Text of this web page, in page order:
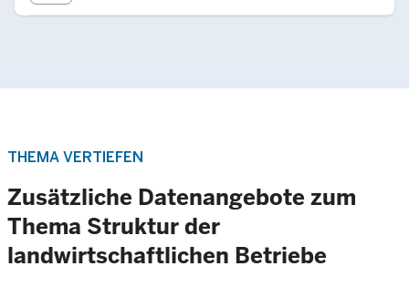
THEMA VERTIEFEN
Zusätzliche Datenangebote zum
Thema Struktur der
landwirtschaftlichen Betriebe